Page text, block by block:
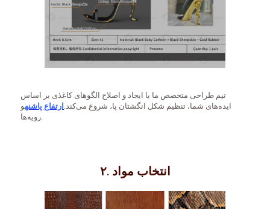
تیم طراحی متخصص ما با ایجاد و اصلاح الگوهای کاغذی بر اساس
ایده‌های شما، تنظیم شکل انگشتان پا، شروع می‌کند. ارتفاع پاشنهو
۲. انتخاب مواد